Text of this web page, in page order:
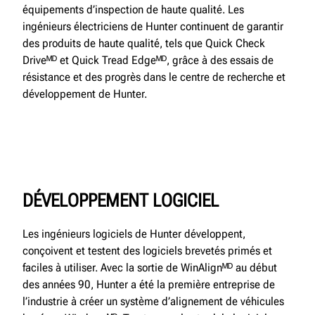
équipements d’inspection de haute qualité. Les
ingénieurs électriciens de Hunter continuent de garantir
des produits de haute qualité, tels que Quick Check
Driveᴹᴰ et Quick Tread Edgeᴹᴰ, grâce à des essais de
résistance et des progrès dans le centre de recherche et
développement de Hunter.
DÉVELOPPEMENT LOGICIEL
Les ingénieurs logiciels de Hunter développent,
conçoivent et testent des logiciels brevetés primés et
faciles à utiliser. Avec la sortie de WinAlignᴹᴰ au début
des années 90, Hunter a été la première entreprise de
l’industrie à créer un système d’alignement de véhicules